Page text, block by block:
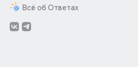
Всё об Ответах